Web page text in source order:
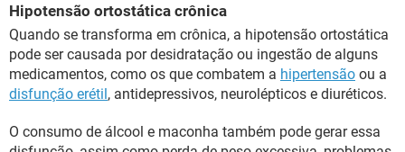
Hipotensão ortostática crônica
Quando se transforma em crônica, a hipotensão ortostática
pode ser causada por desidratação ou ingestão de alguns
medicamentos, como os que combatem a hipertensão ou a
disfunção erétil, antidepressivos, neurolépticos e diuréticos.
O consumo de álcool e maconha também pode gerar essa